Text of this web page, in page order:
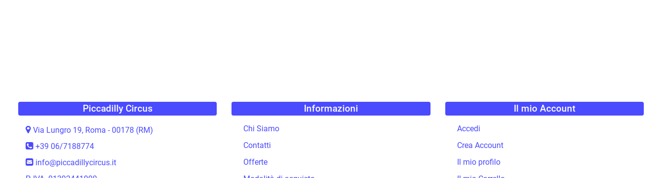
Piccadilly Circus
Via Lungro 19, Roma - 00178 (RM)
+39 06/7188774
info@piccadillycircus.it
Informazioni
Chi Siamo
Contatti
Offerte
Il mio Account
Accedi
Crea Account
Il mio profilo